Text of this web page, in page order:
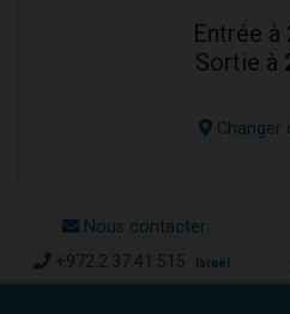
Entrée à
Sortie à
Changer
Nous contacter
+972.2.37.41.515 Israël